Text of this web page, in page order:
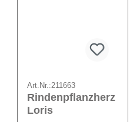
Art.Nr.:211663
Rindenpflanzherz
Loris